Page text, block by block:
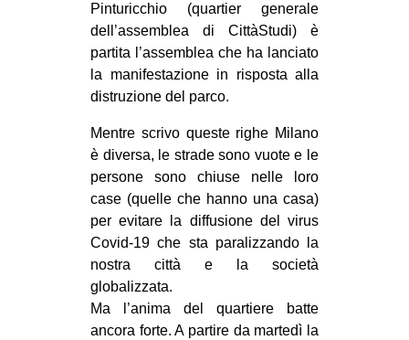
Pinturicchio (quartier generale
dell’assemblea di CittàStudi) è
partita l’assemblea che ha lanciato
la manifestazione in risposta alla
distruzione del parco.
Mentre scrivo queste righe Milano
è diversa, le strade sono vuote e le
persone sono chiuse nelle loro
case (quelle che hanno una casa)
per evitare la diffusione del virus
Covid-19 che sta paralizzando la
nostra città e la società
globalizzata.
Ma l’anima del quartiere batte
ancora forte. A partire da martedì la